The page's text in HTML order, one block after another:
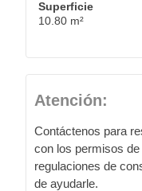
Superficie
10.80 m²
Atención:
Contáctenos para
con los permisos
regulaciones de
de ayudarle.